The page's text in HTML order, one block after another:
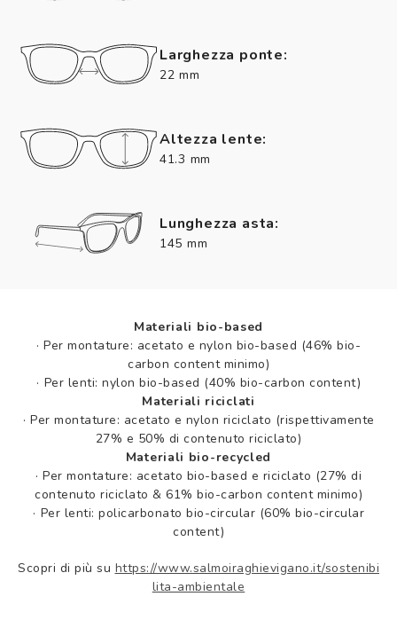
Larghezza ponte:
22 mm
Altezza lente:
41.3 mm
Lunghezza asta:
145 mm
Materiali bio-based
· Per montature: acetato e nylon bio-based (46% bio-
carbon content minimo)
· Per lenti: nylon bio-based (40% bio-carbon content)
Materiali riciclati
· Per montature: acetato e nylon riciclato (rispettivamente
27% e 50% di contenuto riciclato)
Materiali bio-recycled
· Per montature: acetato bio-based e riciclato (27% di
contenuto riciclato & 61% bio-carbon content minimo)
· Per lenti: policarbonato bio-circular (60% bio-circular
content)
Scopri di più su https://www.salmoiraghievigano.it/sostenibi
lita-ambientale